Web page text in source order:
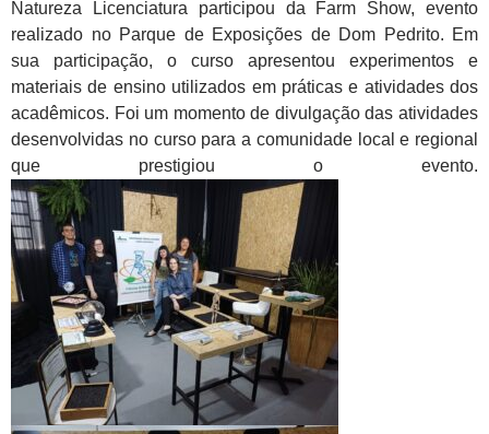
Natureza Licenciatura participou da Farm Show, evento
realizado no Parque de Exposições de Dom Pedrito. Em
sua participação, o curso apresentou experimentos e
materiais de ensino utilizados em práticas e atividades dos
acadêmicos. Foi um momento de divulgação das atividades
desenvolvidas no curso para a comunidade local e regional
que prestigiou o evento.